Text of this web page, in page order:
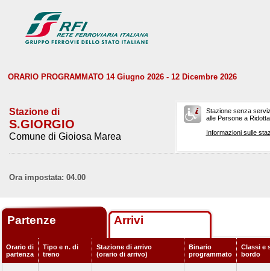
ORARIO PROGRAMMATO 14 Giugno 2026 - 12 Dicembre 2026
Stazione di
S.GIORGIO
Comune di Gioiosa Marea
Stazione senza
alle Persone a
Informazioni sulle
Ora impostata: 04.00
Partenze Arrivi
Orario di
partenza
Tipo e n. di
treno
Stazione di arrivo
(orario di arrivo)
Binario
programmato
Classi e
bordo